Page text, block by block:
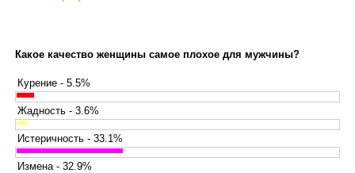
Какое качество женщины самое плохое для мужчины?
Курение - 5.5%
Жадность - 3.6%
Истеричность - 33.1%
Измена - 32.9%